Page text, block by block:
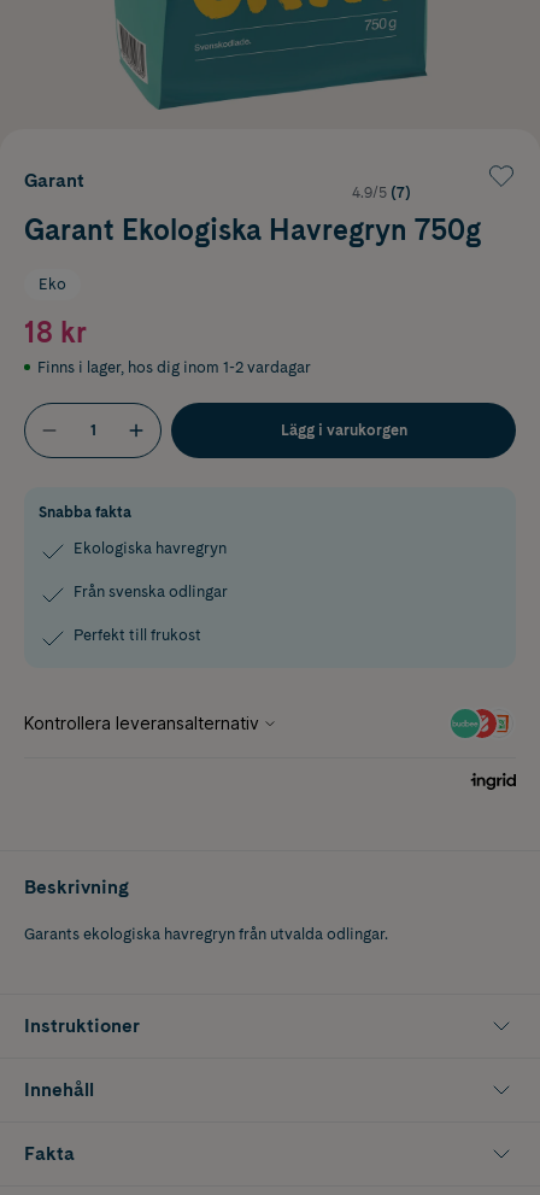
Garant
4.9/5 (7)
Garant Ekologiska Havregryn 750g
Eko
18 kr
Finns i lager, hos dig inom 1-2 vardagar
Lägg i varukorgen
Snabba fakta
Ekologiska havregryn
Från svenska odlingar
Perfekt till frukost
Beskrivning
Garants ekologiska havregryn från utvalda odlingar.
Instruktioner
Innehåll
Fakta